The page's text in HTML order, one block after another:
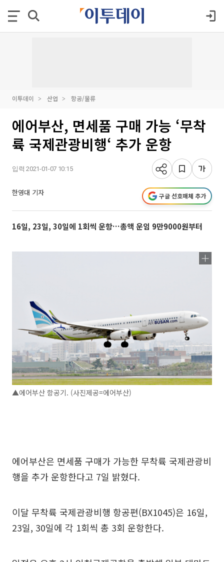
이투데이 산업 항공/물류
에어부산, 면세품 구매 가능 ‘무착
륙 국제관광비행‘ 추가 운항
입력 2021-01-07 10:15
한영대 기자 구글 선호매체 추가
16일, 23일, 30일에 1회씩 운항…총액 운임 9만9000원부터
▲에어부산 항공기. (사진제공=에어부산)
에어부산은 면세품 구매가 가능한 무착륙 국제관광비
행을 추가 운항한다고 7일 밝혔다.
이달 무착륙 국제관광비행 항공편(BX1045)은 16일,
23일, 30일에 각 1회씩 총 3회 운항한다.